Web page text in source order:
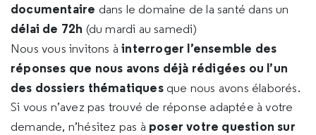
documentaire dans le domaine de la santé dans un
délai de 72h (du mardi au samedi)
Nous vous invitons àinterroger l’ensemble des
réponses que nous avons déjà rédigées ou l’un
des dossiers thématiques que nous avons élaborés.
Si vous n’avez pas trouvé de réponse adaptée à votre
demande, n’hésitez pas à poser votre question sur